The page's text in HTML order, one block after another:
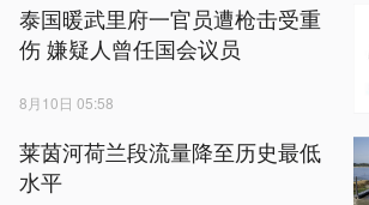
泰国暖武里府一官员遭枪击受重
伤 嫌疑人曾任国会议员
8月10日 05:58
莱茵河荷兰段流量降至历史最低
水平